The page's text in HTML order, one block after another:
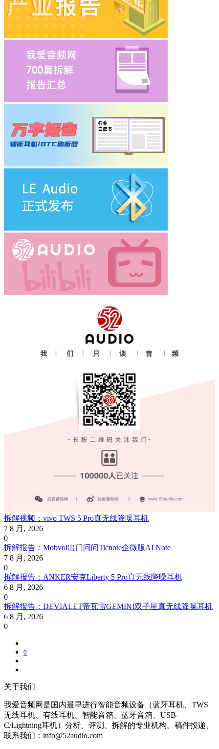
拆解视频：vivo TWS 5 Pro真无线降噪耳机
7 8 月, 2026
0
拆解报告：Mobvoi出门问问Ticnote企微版AI Note
7 8 月, 2026
0
拆解报告：ANKER安克Liberty 5 Pro真无线降噪耳机
6 8 月, 2026
0
拆解报告：DEVIALET帝瓦雷GEMINI双子星真无线降噪耳机
6 8 月, 2026
0
0
关于我们
我爱音频网是国内最早进行智能音频设备（蓝牙耳机、TWS
无线耳机、有线耳机、智能音箱、蓝牙音箱、USB-
C/Lightning耳机）分析、评测、拆解的专业机构。稿件投递、
联系我们：info@52audio.com